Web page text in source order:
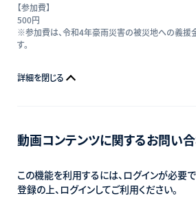
【参加費】
500円
※参加費は、令和4年豪雨災害の被災地への義援
す。
詳細を閉じる
動画コンテンツに関するお問い
この機能を利用するには、ログインが必要
登録の上、ログインしてご利用ください。